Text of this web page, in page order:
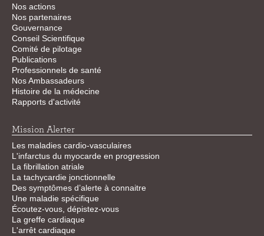
Nos actions
Nos partenaires
Gouvernance
Conseil Scientifique
Comité de pilotage
Publications
Professionnels de santé
Nos Ambassadeurs
Histoire de la médecine
Rapports d'activité
Mission Alerter
Les maladies cardio-vasculaires
L'infarctus du myocarde en progression
La fibrillation atriale
La tachycardie jonctionnelle
Des symptômes d’alerte à connaitre
Une maladie spécifique
Écoutez-vous, dépistez-vous
La greffe cardiaque
L'arrêt cardiaque